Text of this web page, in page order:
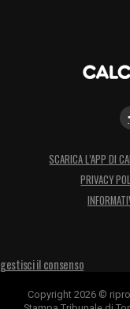
SCARICA L’APP DI
PRIVACY
gestisci il consenso
Copyright 2026 ©